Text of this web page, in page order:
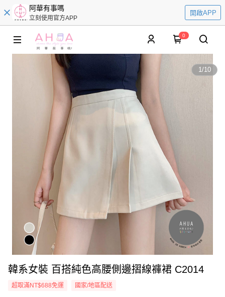
阿華有事嗎
立刻使用官方APP
開啟APP
0
1/10
韓系女裝 百搭純色高腰側邊摺線褲裙 C2014
超取滿NT$688免運 國家/地區配送